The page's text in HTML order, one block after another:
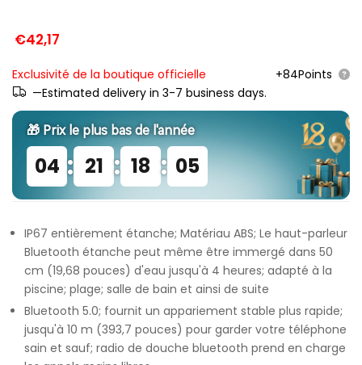
€42,17
Exclusivité de la boutique officielle
+84Points
—Estimated delivery in 3-7 business days.
🎁 Prix ​​le plus bas de l'année
04 : 21 : 18 : 05
IP67 entièrement étanche; Matériau ABS; Le haut-parleur
Bluetooth étanche peut même être immergé dans 50
cm (19,68 pouces) d'eau jusqu'à 4 heures; adapté à la
piscine; plage; salle de bain et ainsi de suite
Bluetooth 5.0; fournit un appariement stable plus rapide;
jusqu'à 10 m (393,7 pouces) pour garder votre téléphone
sain et sauf; radio de douche bluetooth prend en charge